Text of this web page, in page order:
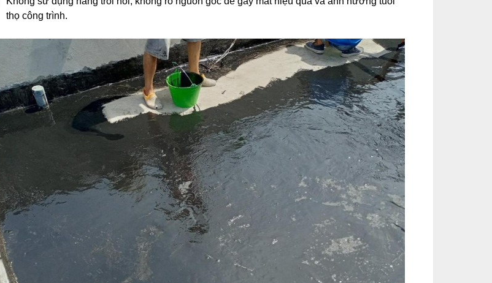
thọ công trình.